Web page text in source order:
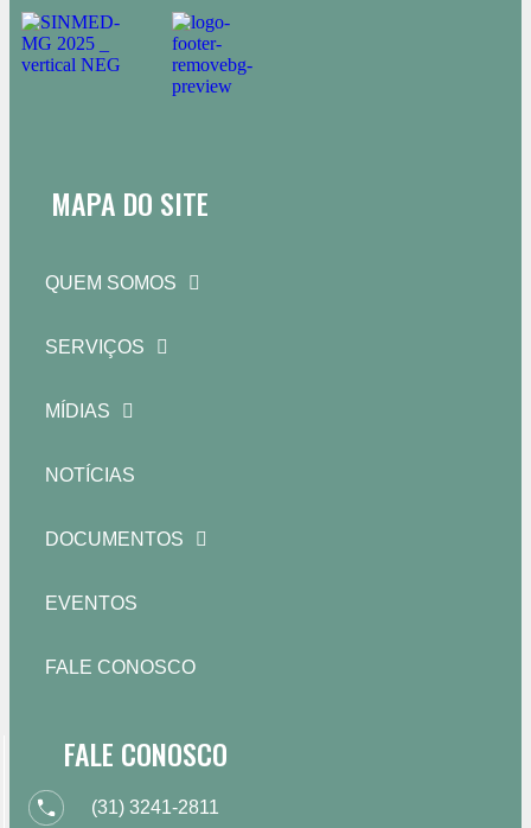
MAPA DO SITE
QUEM SOMOS
SERVIÇOS
MÍDIAS
NOTÍCIAS
DOCUMENTOS
EVENTOS
FALE CONOSCO
FALE CONOSCO
(31) 3241-2811